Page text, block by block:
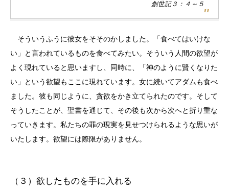
創世記３：４～５
そういうふうに彼女をそそのかしました。「食べてはいけな
い」と言われているものを食べてみたい。そういう人間の欲望が
よく現れていると思いますし、同時に、「神のように賢くなりた
い」という欲望もここに現れています。女に続いてアダムも食べ
ました。彼も同じように、貪欲をかき立てられたのです。そして
そうしたことが、聖書を通じて、その後も次から次へと折り重な
っていきます。私たちの罪の現実を見せつけられるような思いが
いたします。欲望には際限がありません。
（３）欲したものを手に入れる